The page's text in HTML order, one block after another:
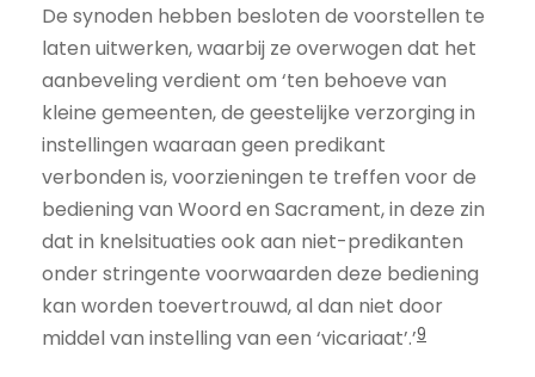
De synoden hebben besloten de voorstellen te
laten uitwerken, waarbij ze overwogen dat het
aanbeveling verdient om ‘ten behoeve van
kleine gemeenten, de geestelijke verzorging in
instellingen waaraan geen predikant
verbonden is, voorzieningen te treffen voor de
bediening van Woord en Sacrament, in deze zin
dat in knelsituaties ook aan niet-predikanten
onder stringente voorwaarden deze bediening
kan worden toevertrouwd, al dan niet door
middel van instelling van een ‘vicariaat’.’9